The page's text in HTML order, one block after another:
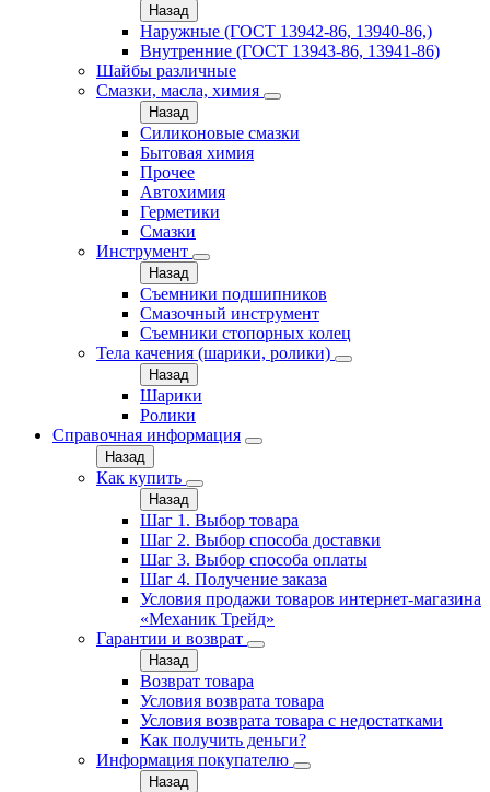
Назад
Наружные (ГОСТ 13942-86, 13940-86,)
Внутренние (ГОСТ 13943-86, 13941-86)
Шайбы различные
Смазки, масла, химия
Назад
Силиконовые смазки
Бытовая химия
Прочее
Автохимия
Герметики
Смазки
Инструмент
Назад
Съемники подшипников
Смазочный инструмент
Съемники стопорных колец
Тела качения (шарики, ролики)
Назад
Шарики
Ролики
Справочная информация
Назад
Как купить
Назад
Шаг 1. Выбор товара
Шаг 2. Выбор способа доставки
Шаг 3. Выбор способа оплаты
Шаг 4. Получение заказа
Условия продажи товаров интернет-магазина
«Механик Трейд»
Гарантии и возврат
Назад
Возврат товара
Условия возврата товара
Условия возврата товара с недостатками
Как получить деньги?
Информация покупателю
Назад